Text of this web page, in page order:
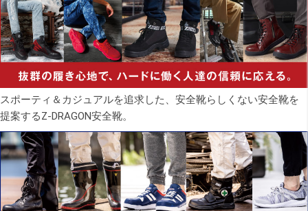
スポーティ＆カジュアルを追求した、安全靴らしくない安全靴を
提案するZ-DRAGON安全靴。